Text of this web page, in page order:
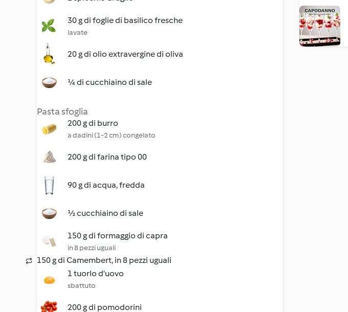
30 g di foglie di basilico fresche
lavate
20 g di olio extravergine di oliva
¼ di cucchiaino di sale
Pasta sfoglia
200 g di burro
a dadini (1-2 cm) congelato
200 g di farina tipo 00
90 g di acqua, fredda
½ cucchiaino di sale
150 g di formaggio di capra
in 8 pezzi uguali
150 g di Camembert, in 8 pezzi uguali
1 tuorlo d'uovo
sbattuto
200 g di pomodorini